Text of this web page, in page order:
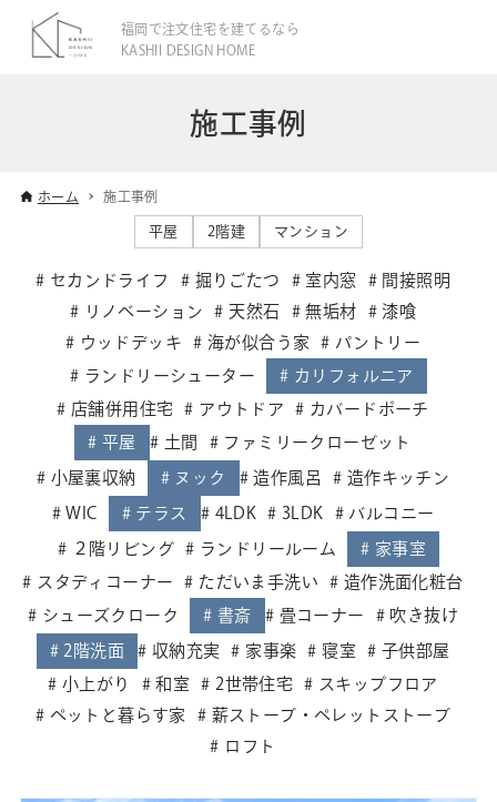
福岡で注文住宅を建てるなら
KASHII DESIGN HOME
施工事例
ホーム 施工事例
平屋 2階建 マンション
セカンドライフ 掘りごたつ 室内窓
間接照明
リノベーション
天然石 無垢材
漆喰
ウッドデッキ
海が似合う家
パントリー
ランドリーシューター
カリフォルニア
店舗併用住宅
アウトドア
カバードポーチ
平屋
土間 ファミリークローゼット
小屋裏収納 ヌック 造作風呂 造作キッチン
WIC テラス 4LDK 3LDK バルコニー
２階リビング ランドリールーム
家事室
スタディコーナー
ただいま手洗い
造作洗面化粧台
シューズクローク
書斎 畳コーナー 吹き抜け
2階洗面 収納充実 家事楽 寝室
子供部屋
小上がり
和室 2世帯住宅
スキップフロア
ペットと暮らす家
薪ストーブ・ペレットストーブ
ロフト